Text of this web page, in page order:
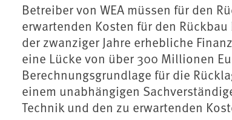
Betreiber von WEA müssen für den
erwartenden Kosten für den
der zwanziger Jahre erhebliche
eine Lücke von über 300 Millionen
Berechnungsgrundlage für die
einem unabhängigen
Technik und den zu erwartenden